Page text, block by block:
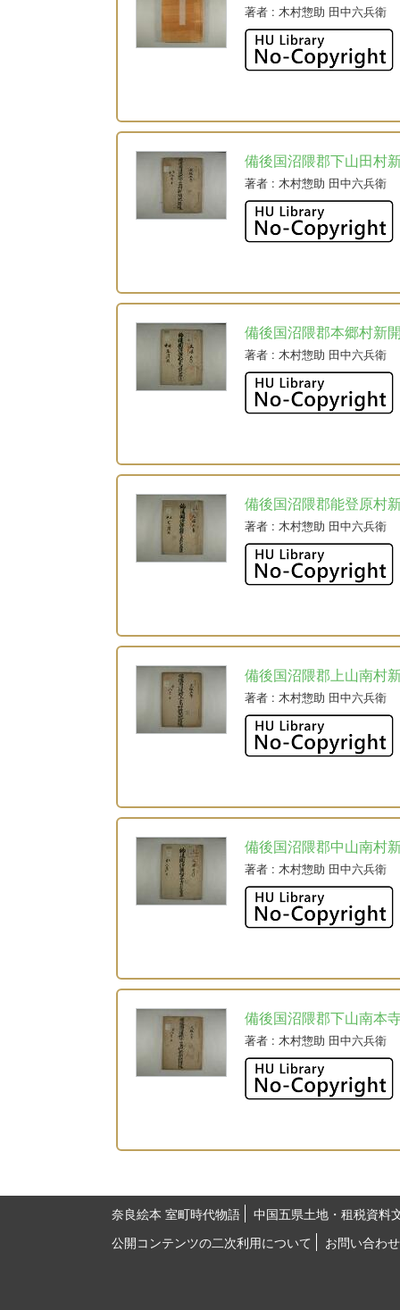
著者 : 木村惣助 田中六兵衛
備後国沼隈郡下山田村
著者 : 木村惣助 田中六兵衛
備後国沼隈郡本郷村新
著者 : 木村惣助 田中六兵衛
備後国沼隈郡能登原村
著者 : 木村惣助 田中六兵衛
備後国沼隈郡上山南村
著者 : 木村惣助 田中六兵衛
備後国沼隈郡中山南村
著者 : 木村惣助 田中六兵衛
備後国沼隈郡下山南本
著者 : 木村惣助 田中六兵衛
奈良絵本 室町時代物語
中国五県土地・租税資料
公開コンテンツの二次利用について
お問い合わせ